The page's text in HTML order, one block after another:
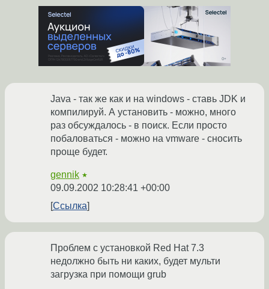
Java - так же как и на windows - ставь JDK и
компилируй. А установить - можно, много
раз обсуждалось - в поиск. Если просто
побаловаться - можно на vmware - сносить
проще будет.
gennik ★
09.09.2002 10:28:41 +00:00
Ссылка
Проблем с установкой Red Hat 7.3
недолжно быть ни каких, будет мульти
загрузка при помощи grub